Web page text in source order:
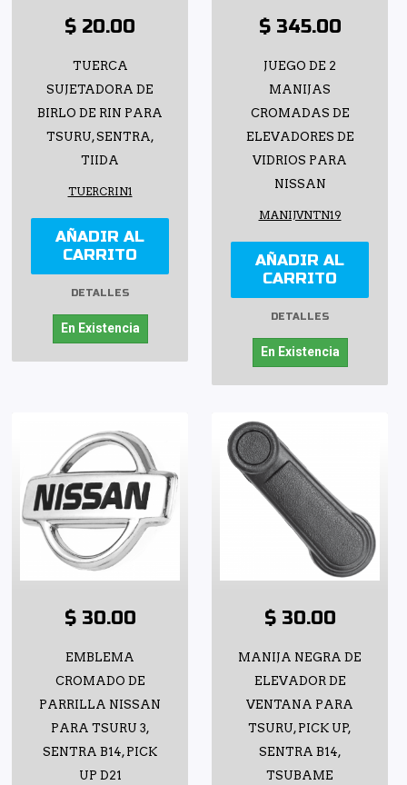
$ 20.00
TUERCA
SUJETADORA DE
BIRLO DE RIN PARA
TSURU, SENTRA,
TIIDA
TUERCRIN1
AÑADIR AL
CARRITO
DETALLES
En Existencia
$ 345.00
JUEGO DE 2
MANIJAS
CROMADAS DE
ELEVADORES DE
VIDRIOS PARA
NISSAN
MANIJVNTN19
AÑADIR AL
CARRITO
DETALLES
En Existencia
$ 30.00
EMBLEMA
CROMADO DE
PARRILLA NISSAN
PARA TSURU 3,
SENTRA B14, PICK
UP D21
$ 30.00
MANIJA NEGRA DE
ELEVADOR DE
VENTANA PARA
TSURU, PICK UP,
SENTRA B14,
TSUBAME